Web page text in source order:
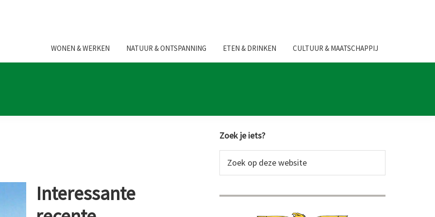
WONEN & WERKEN NATUUR & ONTSPANNING ETEN & DRINKEN CULTUUR & MAATSCHAPPIJ
Interessante
Primaire
Sidebar
Zoek je iets?
op
website